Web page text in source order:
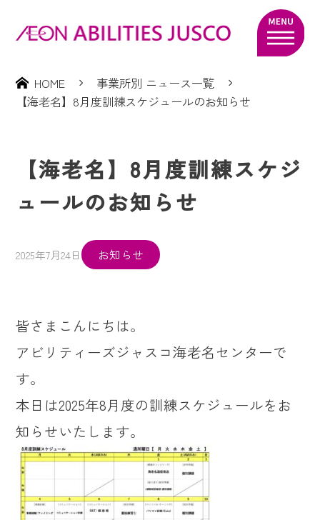
HOME
事業所別 ニュース一覧
【海老名】8月度訓練スケジュールのお知らせ
【海老名】8月度訓練スケジ
ュールのお知らせ
2025年7月24日 お知らせ
皆さまこんにちは。
アビリティーズジャスコ海老名センターで
す。
本日は2025年8月度の訓練スケジュールをお
知らせいたします。